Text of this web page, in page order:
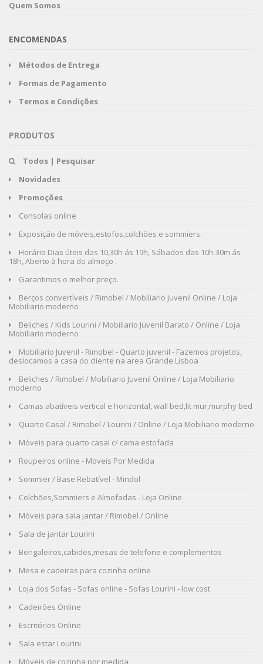
Quem Somos
ENCOMENDAS
Métodos de Entrega
Formas de Pagamento
Termos e Condições
PRODUTOS
Todos | Pesquisar
Novidades
Promoções
Consolas online
Exposição de móveis,estofos,colchões e sommiers.
Horário Dias úteis das 10,30h ás 19h, Sábados das 10h 30m ás
18h, Aberto à hora do almoço .
Garantimos o melhor preço.
Berços convertíveis / Rimobel / Mobiliario Juvenil Online / Loja
Mobiliario moderno
Beliches / Kids Lourini / Mobiliario Juvenil Barato / Online / Loja
Mobiliario moderno
Mobiliario Juvenil - Rimobel - Quarto juvenil - Fazemos projetos,
deslocamos a casa do cliente na area Grande Lisboa
Beliches / Rimobel / Mobiliario Juvenil Online / Loja Mobiliario
moderno
Camas abatíveis vertical e horizontal, wall bed,lit mur,murphy bed
Quarto Casal / Rimobel / Lourini / Online / Loja Mobiliario moderno
Móveis para quarto casal c/ cama estofada
Roupeiros online - Moveis Por Medida
Sommier / Base Rebatível - Mindol
Colchões,Sommiers e Almofadas - Loja Online
Móveis para sala jantar / Rimobel / Online
Sala de jantar Lourini
Bengaleiros,cabides,mesas de telefone e complementos
Mesa e cadeiras para cozinha online
Loja dos Sofas - Sofas online - Sofas Lourini - low cost
Cadeirões Online
Escritórios Online
Sala estar Lourini
Móveis de cozinha por medida